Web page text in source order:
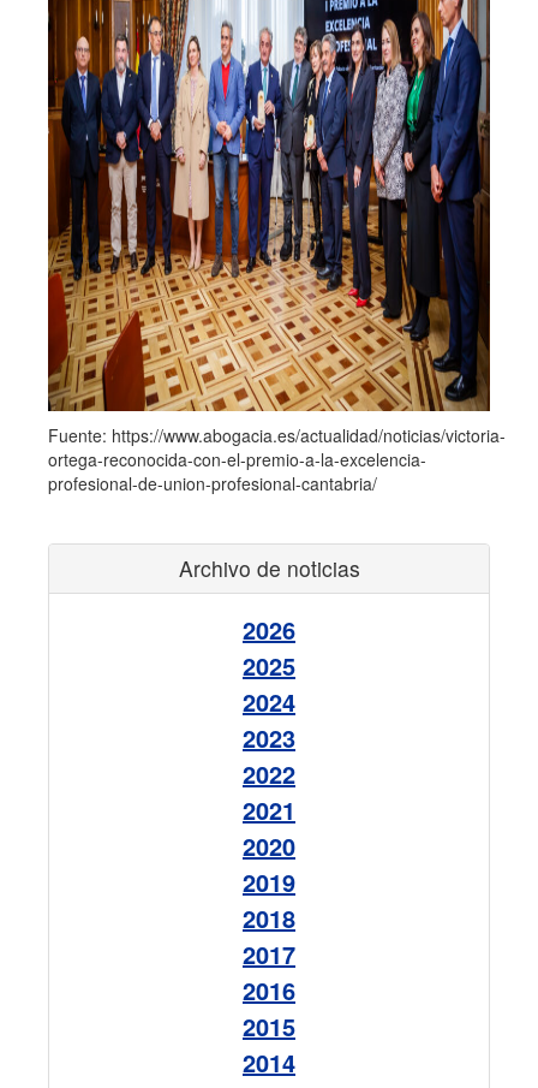
Fuente: https://www.abogacia.es/actualidad/noticias/victoria-
ortega-reconocida-con-el-premio-a-la-excelencia-
profesional-de-union-profesional-cantabria/
Archivo de noticias
2026
2025
2024
2023
2022
2021
2020
2019
2018
2017
2016
2015
2014